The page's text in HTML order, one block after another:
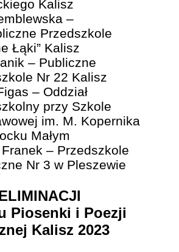
Kalisz
–
Przedszkole
Łąki” Kalisz
– Publiczne
Nr 22 Kalisz
– Oddział
przy Szkole
im. M. Kopernika
Małym
– Przedszkole
Nr 3 w Pleszewie
Piosenki i Poezji
Kalisz 2023